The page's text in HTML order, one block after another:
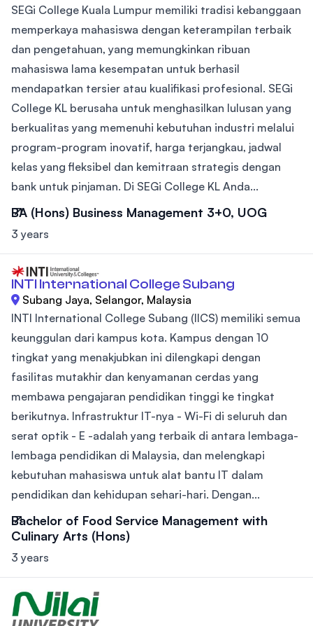
SEGi College Kuala Lumpur memiliki tradisi kebanggaan
memperkaya mahasiswa dengan keterampilan terbaik
dan pengetahuan, yang memungkinkan ribuan
mahasiswa lama kesempatan untuk berhasil
mendapatkan tersier atau kualifikasi profesional. SEGi
College KL berusaha untuk menghasilkan lulusan yang
berkualitas yang memenuhi kebutuhan industri melalui
program-program inovatif, harga terjangkau, jadwal
kelas yang fleksibel dan kemitraan strategis dengan
bank untuk pinjaman. Di SEGi College KL Anda...
BA (Hons) Business Management 3+0, UOG
3 years
INTI International College Subang
Subang Jaya, Selangor, Malaysia
INTI International College Subang (IICS) memiliki semua
keunggulan dari kampus kota. Kampus dengan 10
tingkat yang menakjubkan ini dilengkapi dengan
fasilitas mutakhir dan kenyamanan cerdas yang
membawa pengajaran pendidikan tinggi ke tingkat
berikutnya. Infrastruktur IT-nya - Wi-Fi di seluruh dan
serat optik - E -adalah yang terbaik di antara lembaga-
lembaga pendidikan di Malaysia, dan melengkapi
kebutuhan mahasiswa untuk alat bantu IT dalam
pendidikan dan kehidupan sehari-hari. Dengan...
Bachelor of Food Service Management with
Culinary Arts (Hons)
3 years